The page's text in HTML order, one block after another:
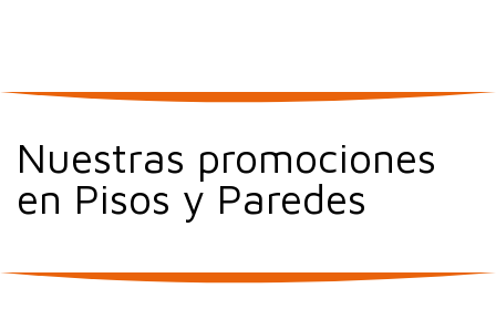
Nuestras promociones
en Pisos y Paredes